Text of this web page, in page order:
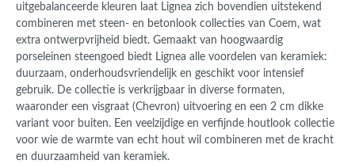
uitgebalanceerde kleuren laat Lignea zich bovendien uitstekend
combineren met steen- en betonlook collecties van Coem, wat
extra ontwerpvrijheid biedt. Gemaakt van hoogwaardig
porseleinen steengoed biedt Lignea alle voordelen van keramiek:
duurzaam, onderhoudsvriendelijk en geschikt voor intensief
gebruik. De collectie is verkrijgbaar in diverse formaten,
waaronder een visgraat (Chevron) uitvoering en een 2 cm dikke
variant voor buiten. Een veelzijdige en verfijnde houtlook collectie
voor wie de warmte van echt hout wil combineren met de kracht
en duurzaamheid van keramiek.